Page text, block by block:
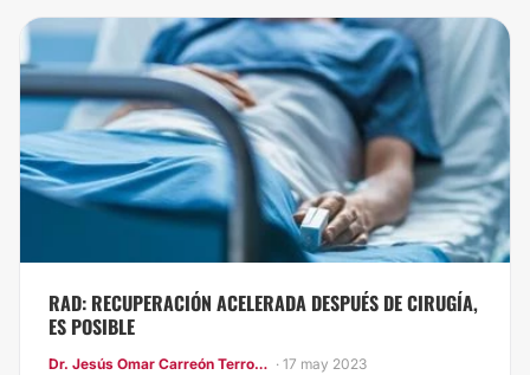
RAD: RECUPERACIÓN ACELERADA DESPUÉS DE CIRUGÍA,
ES POSIBLE
Dr. Jesús Omar Carreón Terrones · 17 may 2023